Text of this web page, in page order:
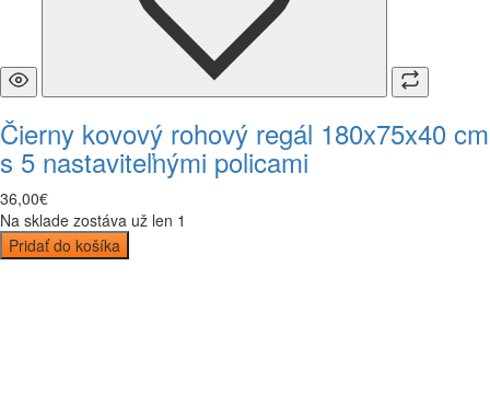
Čierny kovový rohový regál 180x75x40 cm
s 5 nastaviteľnými policami
36,00€
Na sklade zostáva už len 1
Pridať do košíka